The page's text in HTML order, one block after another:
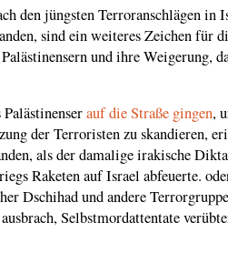
den jüngsten Terroranschlägen in
sind ein weiteres Zeichen für
und ihre Weigerung,
auf die Straße gingen,
der Terroristen zu skandieren,
als der damalige irakische
Raketen auf Israel abfeuerte.
Dschihad und andere
Selbstmordattentate